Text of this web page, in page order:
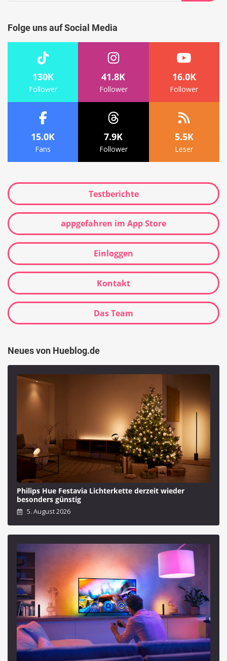
Suche
Folge uns auf Social Media
130K
Follower
41.8K
Follower
16.0K
Follower
15.0K
Fans
7.9K
Follower
5.5K
Leser
Testberichte
appgefahren im App Store
Einloggen
Kontakt
Das Team
Neues von Hueblog.de
Philips Hue Festavia Lichterkette derzeit wieder
besonders günstig
5. August 2026